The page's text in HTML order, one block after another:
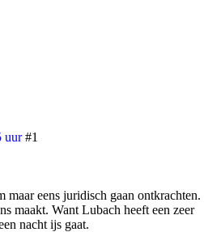
uur #1
maar eens juridisch gaan ontkrachten.
maakt. Want Lubach heeft een zeer
nacht ijs gaat.